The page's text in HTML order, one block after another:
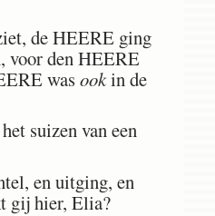
de HEERE ging
voor den HEERE
wasookin de
suizen van een
en uitging, en
gij hier, Elia?